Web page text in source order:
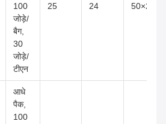
100
जोड़े/
बैग,
30
जोड़े/
टीएन
25 24
आधे
पैक,
100